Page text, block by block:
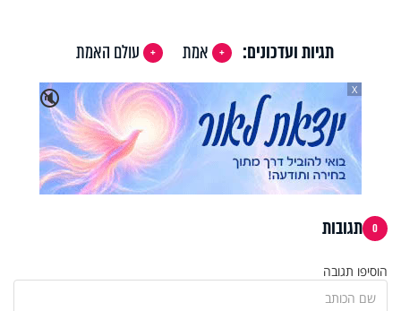
תגיות ועדכונים: אמת
עולם האמת
🔇
X
0 תגובות
הוסיפו תגובה